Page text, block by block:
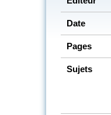
Date
Pages
Sujets